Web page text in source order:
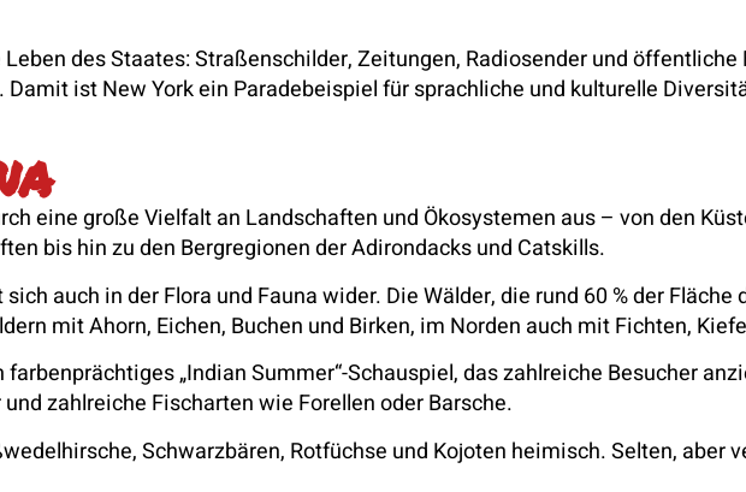
des Staates: Straßenschilder, Zeitungen, Radiosender und
ist New York ein Paradebeispiel für sprachliche und kulturelle
eine große Vielfalt an Landschaften und Ökosystemen aus – von den
bis hin zu den Bergregionen der Adirondacks und Catskills.
auch in der Flora und Fauna wider. Die Wälder, die rund 60 % der Fläche
mit Ahorn, Eichen, Buchen und Birken, im Norden auch mit Fichten,
„Indian Summer“-Schauspiel, das zahlreiche Besucher
zahlreiche Fischarten wie Forellen oder Barsche.
Schwarzbären, Rotfüchse und Kojoten heimisch. Selten, aber